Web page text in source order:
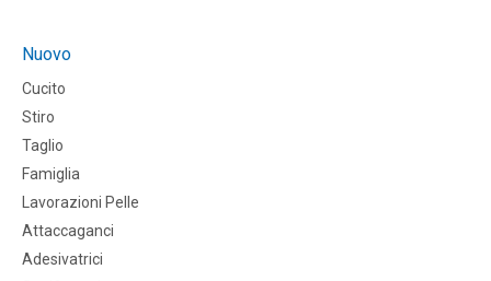
Nuovo
Cucito
Stiro
Taglio
Famiglia
Lavorazioni Pelle
Attaccaganci
Adesivatrici